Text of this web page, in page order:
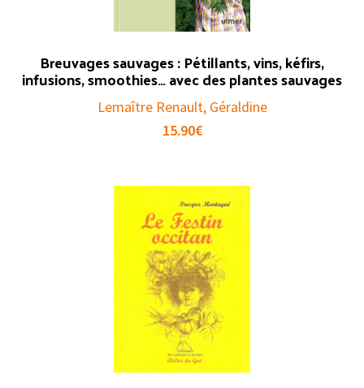
Breuvages sauvages : Pétillants, vins, kéfirs,
infusions, smoothies… avec des plantes sauvages
Lemaître Renault, Géraldine
15.90€